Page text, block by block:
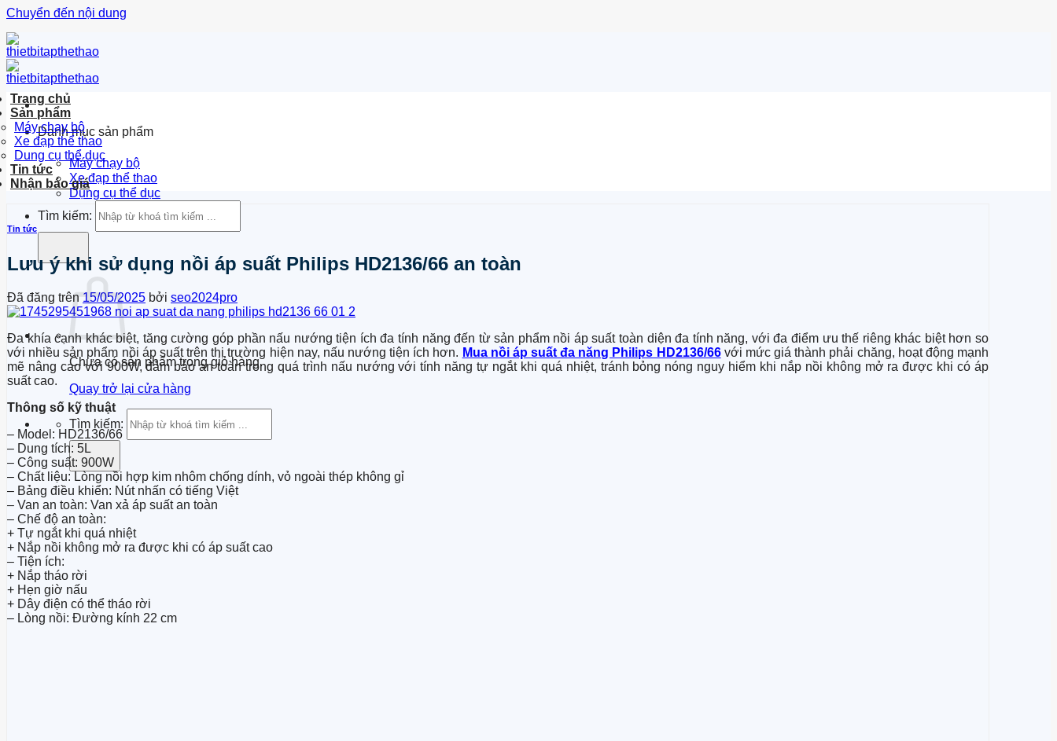
Chuyển đến nội dung
Danh mục sản phẩm
Máy chạy bộ
Xe đạp thể thao
Dụng cụ thể dục
Tìm kiếm:
Chưa có sản phẩm trong giỏ hàng.
Quay trở lại cửa hàng
Tìm kiếm:
Trang chủ
Sản phẩm
Máy chạy bộ
Xe đạp thể thao
Dung cụ thể dục
Tin tức
Nhận báo giá
Tin tức
Lưu ý khi sử dụng nồi áp suất Philips HD2136/66 an toàn
Đã đăng trên 15/05/2025 bởi seo2024pro
Đa khía cạnh khác biệt, tăng cường góp phần nấu nướng tiện ích đa tính năng đến từ sản phẩm nồi áp suất toàn diện đa tính năng, với đa điểm ưu thế riêng khác biệt hơn so
với nhiều sản phẩm nồi áp suất trên thị trường hiện nay, nấu nướng tiện ích hơn. Mua nồi áp suất đa năng Philips HD2136/66với mức giá thành phải chăng, hoạt động mạnh
mẽ nâng cao với 900W, đảm bảo an toàn trong quá trình nấu nướng với tính năng tự ngắt khi quá nhiệt, tránh bỏng nóng nguy hiểm khi nắp nồi không mở ra được khi có áp
suất cao.
Thông số kỹ thuật
– Model: HD2136/66
– Dung tích: 5L
– Công suất: 900W
– Chất liệu: Lòng nồi hợp kim nhôm chống dính, vỏ ngoài thép không gỉ
– Bảng điều khiển: Nút nhấn có tiếng Việt
– Van an toàn: Van xả áp suất an toàn
– Chế độ an toàn:
+ Tự ngắt khi quá nhiệt
+ Nắp nồi không mở ra được khi có áp suất cao
– Tiện ích:
+ Nắp tháo rời
+ Hẹn giờ nấu
+ Dây điện có thể tháo rời
– Lòng nồi: Đường kính 22 cm